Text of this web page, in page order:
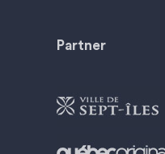
Partner